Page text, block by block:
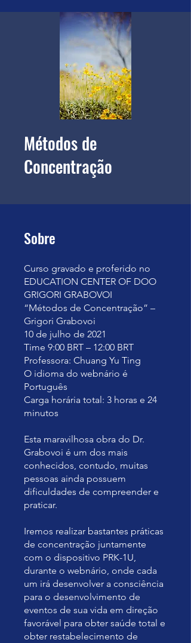
Métodos de
Concentração
Sobre
Curso gravado e proferido no
EDUCATION CENTER OF DOO
GRIGORI GRABOVOI
“Métodos de Concentração” –
Grigori Grabovoi
10 de julho de 2021
Time 9:00 BRT – 12:00 BRT
Professora: Chuang Yu Ting
O idioma do webnário é
Português
Carga horária total: 3 horas e 24
minutos
Esta maravilhosa obra do Dr.
Grabovoi é um dos mais
conhecidos, contudo, muitas
pessoas ainda possuem
dificuldades de compreender e
praticar.
Iremos realizar bastantes práticas
de concentração juntamente
com o dispositivo PRK-1U,
durante o webnário, onde cada
um irá desenvolver a consciência
para o desenvolvimento de
eventos de sua vida em direção
favorável para obter saúde total e
obter restabelecimento de